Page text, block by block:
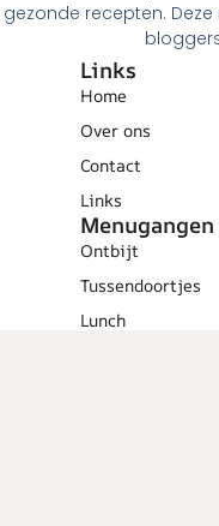
gezonde recepten.
Links
Home
Over ons
Contact
Links
Menugangen
Ontbijt
Tussendoortjes
Lunch